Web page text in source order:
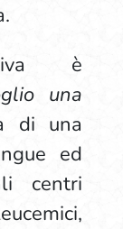
è
una
di una
ed
centri